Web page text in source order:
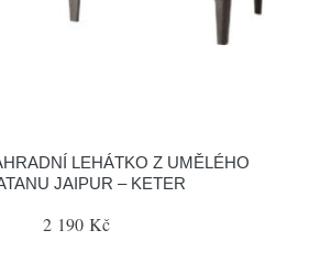
LEHÁTKO Z UMĚLÉHO
JAIPUR – KETER
2 190 Kč